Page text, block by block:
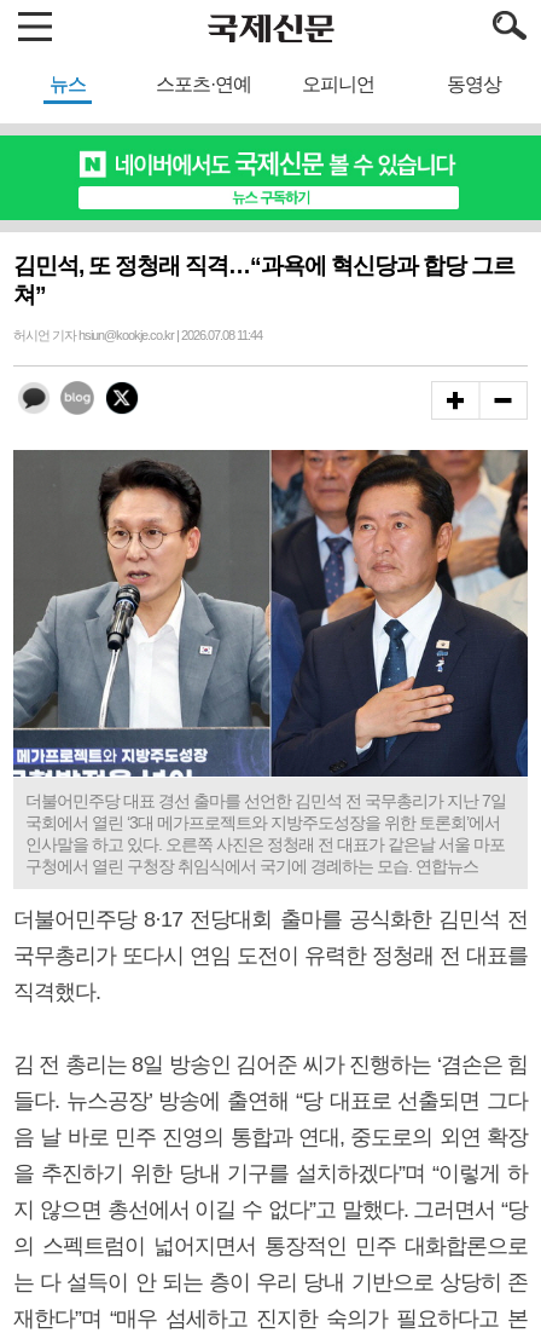
뉴스 스포츠·연예 오피니언 동영상
김민석, 또 정청래 직격…“과욕에 혁신당과 합당 그르
쳐”
허시언 기자 hsiun@kookje.co.kr | 2026.07.08 11:44
더불어민주당 대표 경선 출마를 선언한 김민석 전 국무총리가 지난 7일
국회에서 열린 ‘3대 메가프로젝트와 지방주도성장을 위한 토론회’에서
인사말을 하고 있다. 오른쪽 사진은 정청래 전 대표가 같은날 서울 마포
구청에서 열린 구청장 취임식에서 국기에 경례하는 모습. 연합뉴스
더불어민주당 8·17 전당대회 출마를 공식화한 김민석 전
국무총리가 또다시 연임 도전이 유력한 정청래 전 대표를
직격했다.
김 전 총리는 8일 방송인 김어준 씨가 진행하는 ‘겸손은 힘
들다. 뉴스공장’ 방송에 출연해 “당 대표로 선출되면 그다
음 날 바로 민주 진영의 통합과 연대, 중도로의 외연 확장
을 추진하기 위한 당내 기구를 설치하겠다”며 “이렇게 하
지 않으면 총선에서 이길 수 없다”고 말했다. 그러면서 “당
의 스펙트럼이 넓어지면서 통장적인 민주 대화합론으로
는 다 설득이 안 되는 층이 우리 당내 기반으로 상당히 존
재한다”며 “매우 섬세하고 진지한 숙의가 필요하다고 본